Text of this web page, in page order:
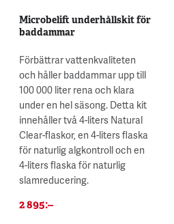
Microbelift underhållskit för
baddammar
Förbättrar vattenkvaliteten
och håller baddammar upp till
100 000 liter rena och klara
under en hel säsong. Detta kit
innehåller två 4-liters Natural
Clear-flaskor, en 4-liters flaska
för naturlig algkontroll och en
4-liters flaska för naturlig
slamreducering.
2 895:–